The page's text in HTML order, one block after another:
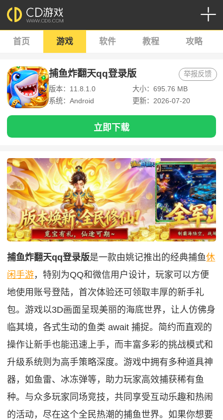
首页 游戏 软件 教程 攻略
捕鱼炸翻天qq登录版
版本：11.8.1.0
大小：695.76 MB
系统：Android
更新：2026-07-20
举报反馈
立即下载
捕鱼炸翻天qq登录版是一款由姚记推出的经典捕鱼休
闲手游，特别为QQ和微信用户设计，玩家可以方便
地使用账号登陆，首次体验还可领取丰厚的新手礼
包。游戏以3D画面呈现美丽的海底世界，让人仿佛身
临其境，各式生动的鱼类 await 捕捉。简约而直观的
操作让新手也能迅速上手，而丰富多彩的挑战模式和
升级系统则为高手策略深度。游戏中拥有多种道具神
器，如鱼雷、冰冻弹等，助力玩家高效捕获稀有鱼
种。与众多玩家同场竞技，共同享受互动乐趣和热闹
的活动，尽在这个全民热潮的捕鱼世界。如果你想要